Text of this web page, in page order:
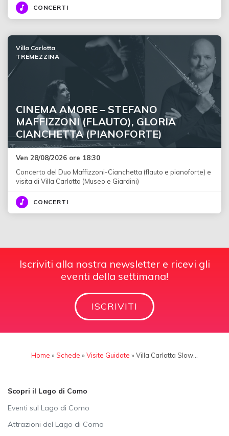
CONCERTI
CINEMA AMORE – STEFANO
MAFFIZZONI (FLAUTO), GLORIA
CIANCHETTA (PIANOFORTE)
Villa Carlotta
TREMEZZINA
Ven 28/08/2026 ore 18:30
Concerto del Duo Maffizzoni-Cianchetta (flauto e pianoforte) e
visita di Villa Carlotta (Museo e Giardini)
CONCERTI
Iscriviti alla nostra newsletter e ricevi gli
eventi della settimana!
ISCRIVITI
Home »Schede »Visite Guidate »Villa Carlotta Slow…
Scopri il Lago di Como
Eventi sul Lago di Como
Attrazioni del Lago di Como